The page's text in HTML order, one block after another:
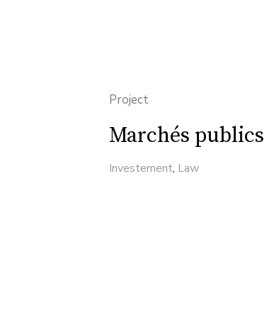
Project
Marchés publics
Investement, Law